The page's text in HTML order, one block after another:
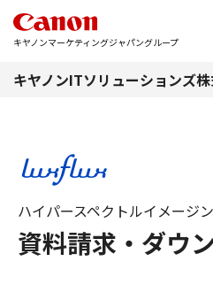
キヤノンマーケティングジャパングループ
キヤノンITソリューションズ
資料請求・ダウ
ハイパースペクトルイメージ